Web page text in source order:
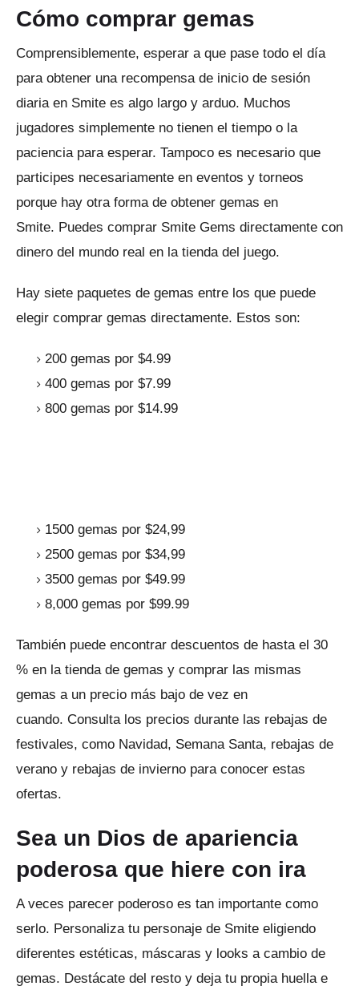
Cómo comprar gemas
Comprensiblemente, esperar a que pase todo el día
para obtener una recompensa de inicio de sesión
diaria en Smite es algo largo y arduo. Muchos
jugadores simplemente no tienen el tiempo o la
paciencia para esperar. Tampoco es necesario que
participes necesariamente en eventos y torneos
porque hay otra forma de obtener gemas en
Smite. Puedes comprar Smite Gems directamente con
dinero del mundo real en la tienda del juego.
Hay siete paquetes de gemas entre los que puede
elegir comprar gemas directamente. Estos son:
200 gemas por $4.99
400 gemas por $7.99
800 gemas por $14.99
1500 gemas por $24,99
2500 gemas por $34,99
3500 gemas por $49.99
8,000 gemas por $99.99
También puede encontrar descuentos de hasta el 30
% en la tienda de gemas y comprar las mismas
gemas a un precio más bajo de vez en
cuando. Consulta los precios durante las rebajas de
festivales, como Navidad, Semana Santa, rebajas de
verano y rebajas de invierno para conocer estas
ofertas.
Sea un Dios de apariencia
poderosa que hiere con ira
A veces parecer poderoso es tan importante como
serlo. Personaliza tu personaje de Smite eligiendo
diferentes estéticas, máscaras y looks a cambio de
gemas. Destácate del resto y deja tu propia huella e